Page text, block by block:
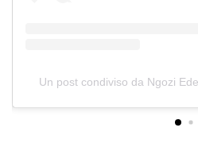
Un post condiviso da Ngozi